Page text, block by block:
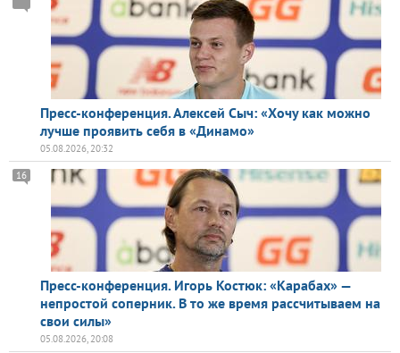
Пресс-конференция. Алексей Сыч: «Хочу как можно
лучше проявить себя в «Динамо»
05.08.2026, 20:32
Пресс-конференция. Игорь Костюк: «Карабах» —
непростой соперник. В то же время рассчитываем на
свои силы»
16
05.08.2026, 20:08